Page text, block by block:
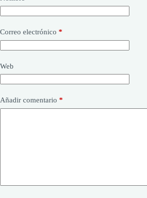
Correo electrónico *
Web
Añadir comentario *